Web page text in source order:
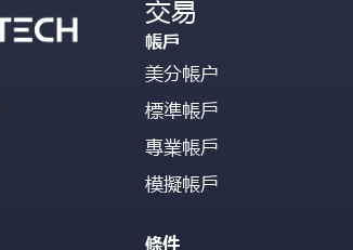
交易
帳戶
美分帳户
標準帳戶
專業帳戶
模擬帳戶
條件